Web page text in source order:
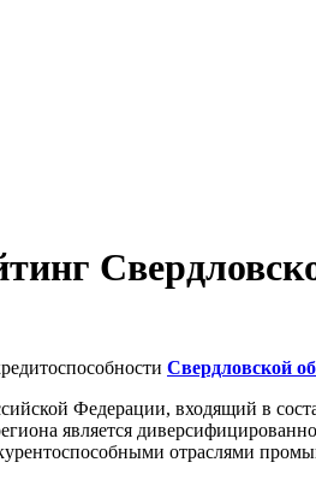
Свердловской
Федерации, входящий в
является
отраслями